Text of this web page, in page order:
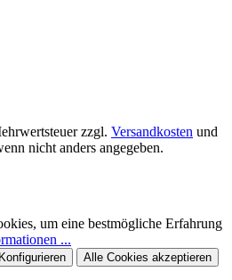
zzgl. Versandkosten und
nicht anders angegeben.
um eine bestmögliche Erfahrung
...
Konfigurieren Alle Cookies akzeptieren